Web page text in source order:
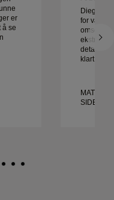
er
å se
Diego
for våre
omsorg
detalj ble
klart i
SIDEN